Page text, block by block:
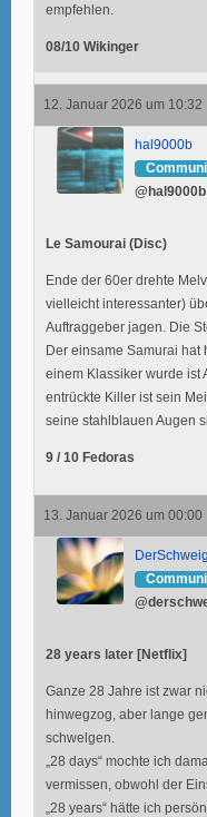
empfehlen.
08/10 Wikinger
12. Januar 2026 um 10:32
hal9000b
@hal9000b
Le Samourai (Disc)
Ende der 60er drehte
vielleicht interessanter)
Auftraggeber jagen. Die
Der einsame Samurai hat
einem Klassiker wurde ist
entrückte Killer ist sein
seine stahlblauen Augen
9 / 10 Fedoras
13. Januar 2026 um 00:00
28 years later [Netflix]
Ganze 28 Jahre ist zwar
hinwegzog, aber lange
schwelgen.
„28 days“ mochte ich
vermissen, obwohl der
„28 years“ hätte ich